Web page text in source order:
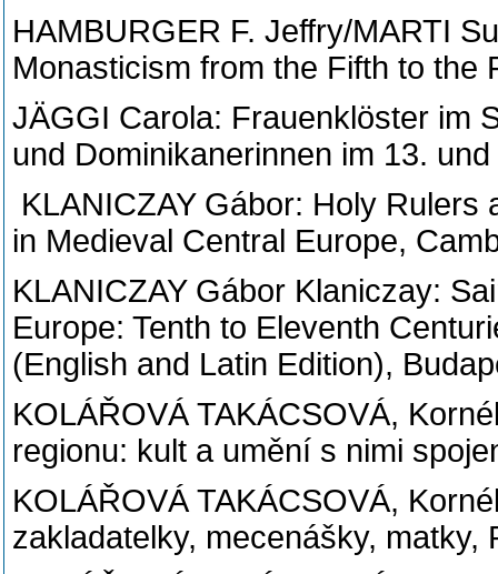
HAMBURGER F. Jeffry/MARTI
Monasticism from the Fifth to the
JÄGGI Carola: Frauenklöster im
und Dominikanerinnen im 13.
KLANICZAY Gábor: Holy
in Medieval Central Europe,
KLANICZAY Gábor Klaniczay:
Europe: Tenth to Eleventh
(English and Latin Edition),
KOLÁŘOVÁ TAKÁCSOVÁ,
regionu: kult a umění s nimi
KOLÁŘOVÁ TAKÁCSOVÁ,
zakladatelky, mecenášky, matky,